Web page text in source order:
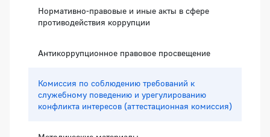
Нормативно-правовые и иные акты в сфере
противодействия коррупции
Антикоррупционное правовое просвещение
Комиссия по соблюдению требований к
служебному поведению и урегулированию
конфликта интересов (аттестационная комиссия)